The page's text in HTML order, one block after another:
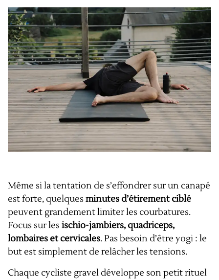
Même si la tentation de s’effondrer sur un canapé
est forte, quelques minutes d’étirement ciblé
peuvent grandement limiter les courbatures.
Focus sur les ischio-jambiers, quadriceps,
lombaires et cervicales. Pas besoin d’être yogi : le
but est simplement de relâcher les tensions.
Chaque cycliste gravel développe son petit rituel